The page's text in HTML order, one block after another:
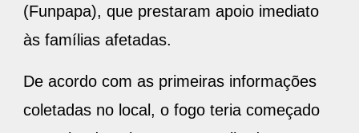
(Funpapa), que prestaram apoio imediato
às famílias afetadas.
De acordo com as primeiras informações
coletadas no local, o fogo teria começado